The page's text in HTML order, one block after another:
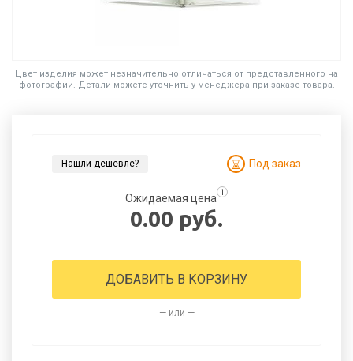
Цвет изделия может незначительно отличаться от представленного на
фотографии. Детали можете уточнить у менеджера при заказе товара.
Нашли дешевле? Под заказ
Ожидаемая цена i
0.00 руб.
ДОБАВИТЬ В КОРЗИНУ
— или —